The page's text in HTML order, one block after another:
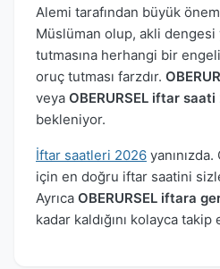
Alemi tarafından büyük önem
Müslüman olup, akli
tutmasına herhangi bir
oruç tutması farzdır.
veya OBERURSEL iftar
bekleniyor.
İftar saatleri 2026
için en doğru iftar saatini
Ayrıca OBERURSEL iftara
kadar kaldığını kolayca